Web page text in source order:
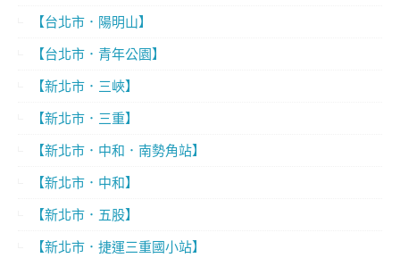
【台北市．陽明山】
【台北市．青年公園】
【新北市．三峽】
【新北市．三重】
【新北市．中和．南勢角站】
【新北市．中和】
【新北市．五股】
【新北市．捷運三重國小站】